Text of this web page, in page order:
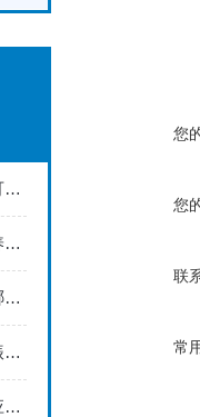
国旺仪器全温振荡器质量可靠性能稳定！
光照全温振荡器的维护保养工作该如何进行
使用光照全温振荡器时有哪些需要我们去注意的地方
操作规范可延长光照全温振荡器的使用寿命
使用光照全温振荡器在前应先了解一下注意事项
您
您
联
常